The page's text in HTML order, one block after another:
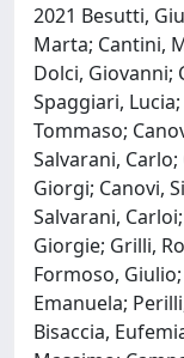
2021 Besutti,
Marta; Cantini,
Dolci, Giovanni;
Spaggiari,
Tommaso;
Salvarani,
Giorgi; Canovi,
Salvarani,
Giorgie; Grilli,
Formoso,
Emanuela;
Bisaccia,